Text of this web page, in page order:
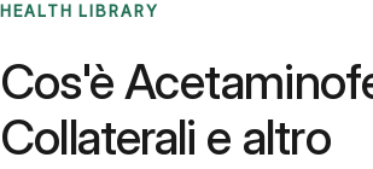
HEALTH LIBRARY
Cos'è
Collaterali e altro